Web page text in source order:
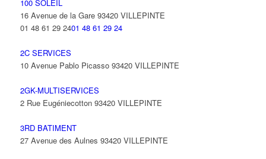
100 SOLEIL
16 Avenue de la Gare 93420 VILLEPINTE
01 48 61 29 2401 48 61 29 24
2C SERVICES
10 Avenue Pablo Picasso 93420 VILLEPINTE
2GK-MULTISERVICES
2 Rue Eugéniecotton 93420 VILLEPINTE
3RD BATIMENT
27 Avenue des Aulnes 93420 VILLEPINTE